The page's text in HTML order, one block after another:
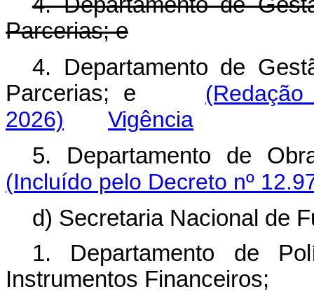
Parcerias; e
4. Departamento de
Parcerias; e
2026)
Vigência
5. Departamento de
(Incluído pelo Decreto nº
d) Secretaria Nacional de
1. Departamento de
Instrumentos Financeiros;